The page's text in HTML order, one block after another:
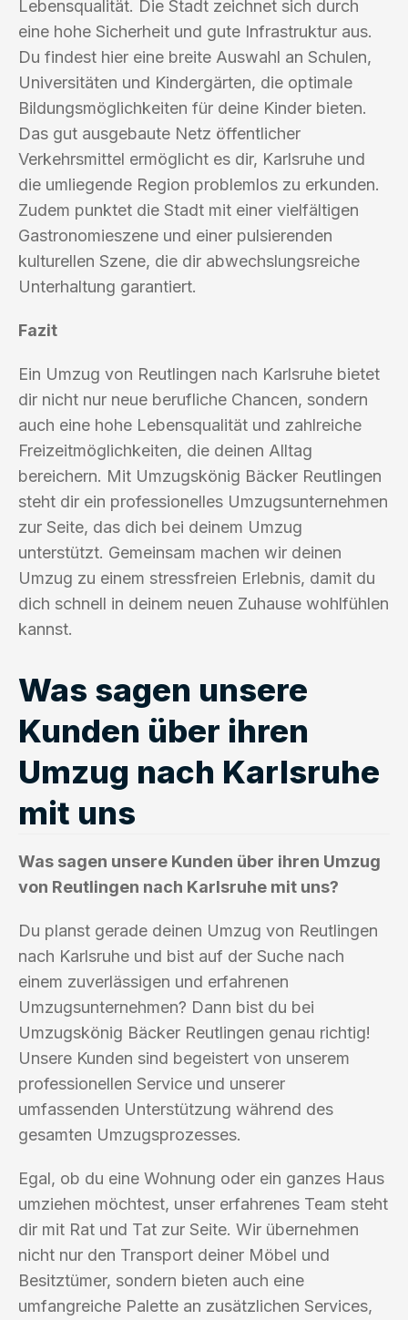
Lebensqualität. Die Stadt zeichnet sich durch
eine hohe Sicherheit und gute Infrastruktur aus.
Du findest hier eine breite Auswahl an Schulen,
Universitäten und Kindergärten, die optimale
Bildungsmöglichkeiten für deine Kinder bieten.
Das gut ausgebaute Netz öffentlicher
Verkehrsmittel ermöglicht es dir, Karlsruhe und
die umliegende Region problemlos zu erkunden.
Zudem punktet die Stadt mit einer vielfältigen
Gastronomieszene und einer pulsierenden
kulturellen Szene, die dir abwechslungsreiche
Unterhaltung garantiert.
Fazit
Ein Umzug von Reutlingen nach Karlsruhe bietet
dir nicht nur neue berufliche Chancen, sondern
auch eine hohe Lebensqualität und zahlreiche
Freizeitmöglichkeiten, die deinen Alltag
bereichern. Mit Umzugskönig Bäcker Reutlingen
steht dir ein professionelles Umzugsunternehmen
zur Seite, das dich bei deinem Umzug
unterstützt. Gemeinsam machen wir deinen
Umzug zu einem stressfreien Erlebnis, damit du
dich schnell in deinem neuen Zuhause wohlfühlen
kannst.
Was sagen unsere
Kunden über ihren
Umzug nach Karlsruhe
mit uns
Was sagen unsere Kunden über ihren Umzug
von Reutlingen nach Karlsruhe mit uns?
Du planst gerade deinen Umzug von Reutlingen
nach Karlsruhe und bist auf der Suche nach
einem zuverlässigen und erfahrenen
Umzugsunternehmen? Dann bist du bei
Umzugskönig Bäcker Reutlingen genau richtig!
Unsere Kunden sind begeistert von unserem
professionellen Service und unserer
umfassenden Unterstützung während des
gesamten Umzugsprozesses.
Egal, ob du eine Wohnung oder ein ganzes Haus
umziehen möchtest, unser erfahrenes Team steht
dir mit Rat und Tat zur Seite. Wir übernehmen
nicht nur den Transport deiner Möbel und
Besitztümer, sondern bieten auch eine
umfangreiche Palette an zusätzlichen Services,